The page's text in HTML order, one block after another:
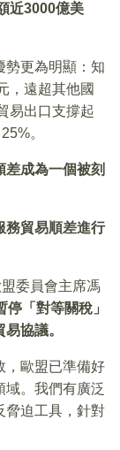
近3000億美
勢更為明顯：知
，遠超其他國
易出口支撐起
。
差成為一個被刻
務貿易順差進行
委員會主席馮
「對等關稅」
協議。
，歐盟已準備好
域。我們有廣泛
脅迫工具，針對